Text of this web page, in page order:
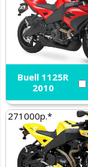
Buell 1125R
2010
271000р.*